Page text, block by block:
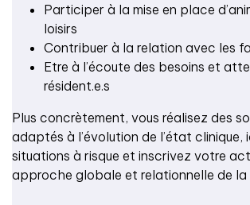
Participer à la mise en place
loisirs
Contribuer à la relation avec les
Etre à l’écoute des besoins et
résident.e.s
Plus concrètement, vous réalisez des
adaptés à l’évolution de l’état clinique,
situations à risque et inscrivez votre
approche globale et relationnelle de la